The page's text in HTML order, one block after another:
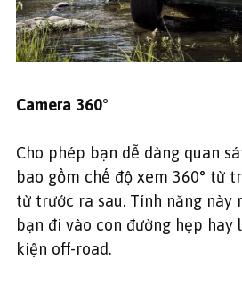
Camera 360°
Cho phép bạn dễ dàng quan
bao gồm chế độ xem 360° từ
từ trước ra sau. Tính năng này
bạn đi vào con đường hẹp hay
kiện off-road.